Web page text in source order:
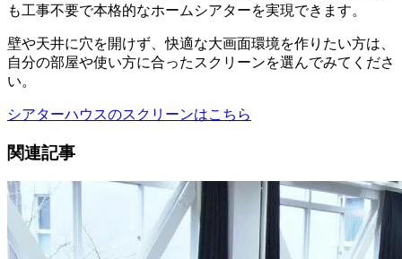
も工事不要で本格的なホームシアターを実現できます。
壁や天井に穴を開けず、快適な大画面環境を作りたい方は、
自分の部屋や使い方に合ったスクリーンを選んでみてくださ
い。
シアターハウスのスクリーンはこちら
関連記事